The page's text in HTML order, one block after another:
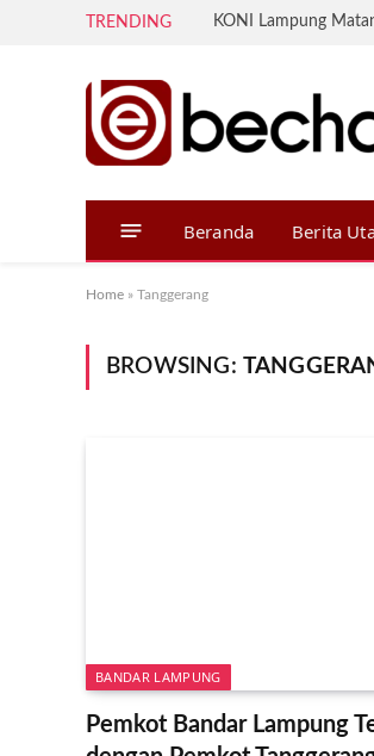
TRENDING
Beranda Berita
Home » Tanggerang
BROWSING:
BANDAR LAMPUNG
Pemkot Bandar Lampung